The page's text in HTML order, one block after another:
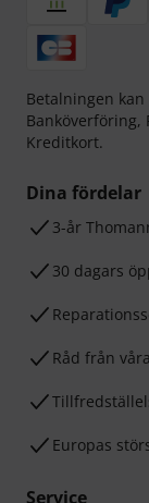
Betalningen
Banköverföring,
Kreditkort.
Dina fördelar
3-år
30 dagars
Råd från
Europas
Service